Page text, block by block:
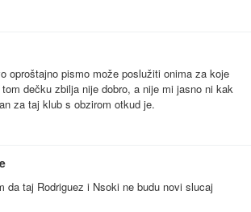
oproštajno pismo može poslužiti onima za koje
dečku zbilja nije dobro, a nije mi jasno ni kak
za taj klub s obzirom otkud je.
da taj Rodriguez i Nsoki ne budu novi slucaj